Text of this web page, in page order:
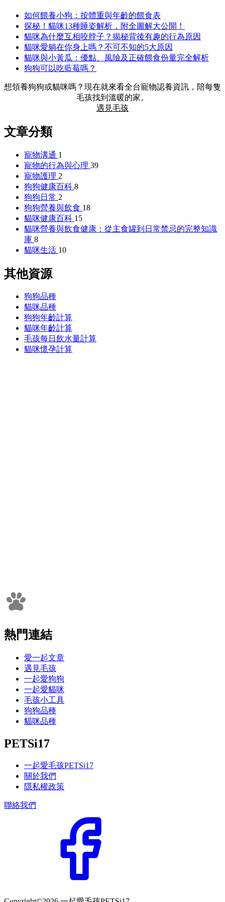
如何餵養小狗：按體重與年齡的餵食表
探秘！貓咪13種睡姿解析，附全圖解大公開！
貓咪為什麼互相咬脖子？揭秘背後有趣的行為原因
貓咪愛躺在你身上嗎？不可不知的5大原因
貓咪與小黃瓜：優點、風險及正確餵食份量完全解析
狗狗可以吃藍莓嗎？
想領養狗狗或貓咪嗎？現在就來看全台寵物認養資訊，陪每隻
毛孩找到溫暖的家。
遇見毛孩
文章分類
寵物溝通 1
寵物的行為與心理 39
寵物護理 2
狗狗健康百科 8
狗狗日常 2
狗狗營養與飲食 18
貓咪健康百科 15
貓咪營養與飲食健康：從主食罐到日常禁忌的完整知識
庫 8
貓咪生活 10
其他資源
狗狗品種
貓咪品種
狗狗年齡計算
貓咪年齡計算
毛孩每日飲水量計算
貓咪懷孕計算
熱門連結
愛一起文章
遇見毛孩
一起愛狗狗
一起愛貓咪
毛孩小工具
狗狗品種
貓咪品種
PETSi17
一起愛毛孩PETSi17
關於我們
隱私權政策
聯絡我們